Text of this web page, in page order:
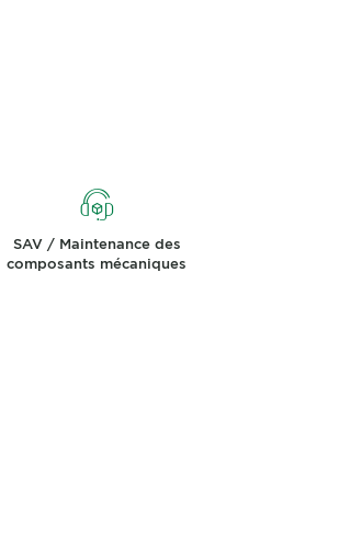
SAV / Maintenance des
composants mécaniques